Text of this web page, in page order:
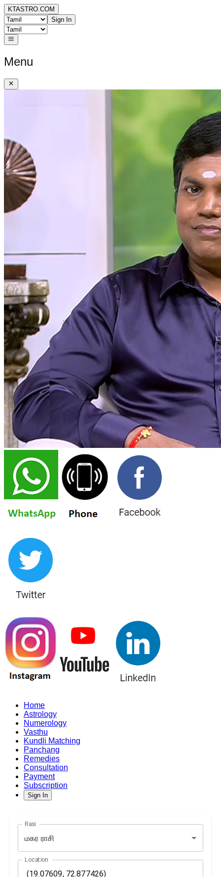
KTASTRO.COM
Sign In
Menu
Home
Astrology
Numerology
Vasthu
Kundli Matching
Panchang
Remedies
Consultation
Payment
Subscription
Sign In
Rasi
மகர ராசி
Location